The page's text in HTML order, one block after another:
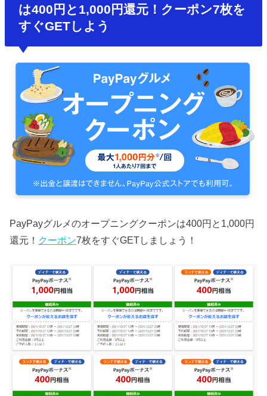
は400円と1,000円還元！クーポン7枚を
すぐGETしよう
PayPayグルメのオープニングクーポンは400円と1,000円
還元！ クーポン7枚をすぐGETしましょう！